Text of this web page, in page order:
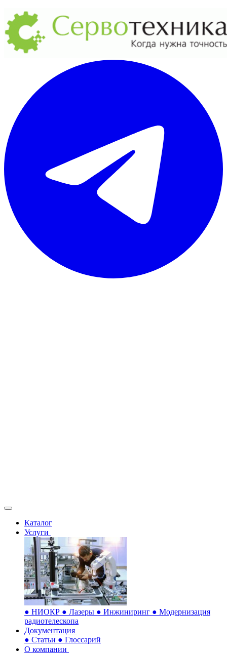
Каталог
Услуги
● НИОКР ● Лазеры ● Инжиниринг ● Модернизация
радиотелескопа
Документация
● Статьи ● Глоссарий
О компании